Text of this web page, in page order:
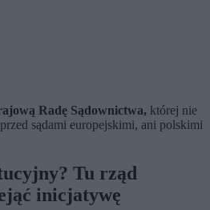
Radę Sądownictwa, której nie
sądami europejskimi, ani polskimi
Tu rząd
inicjatywę